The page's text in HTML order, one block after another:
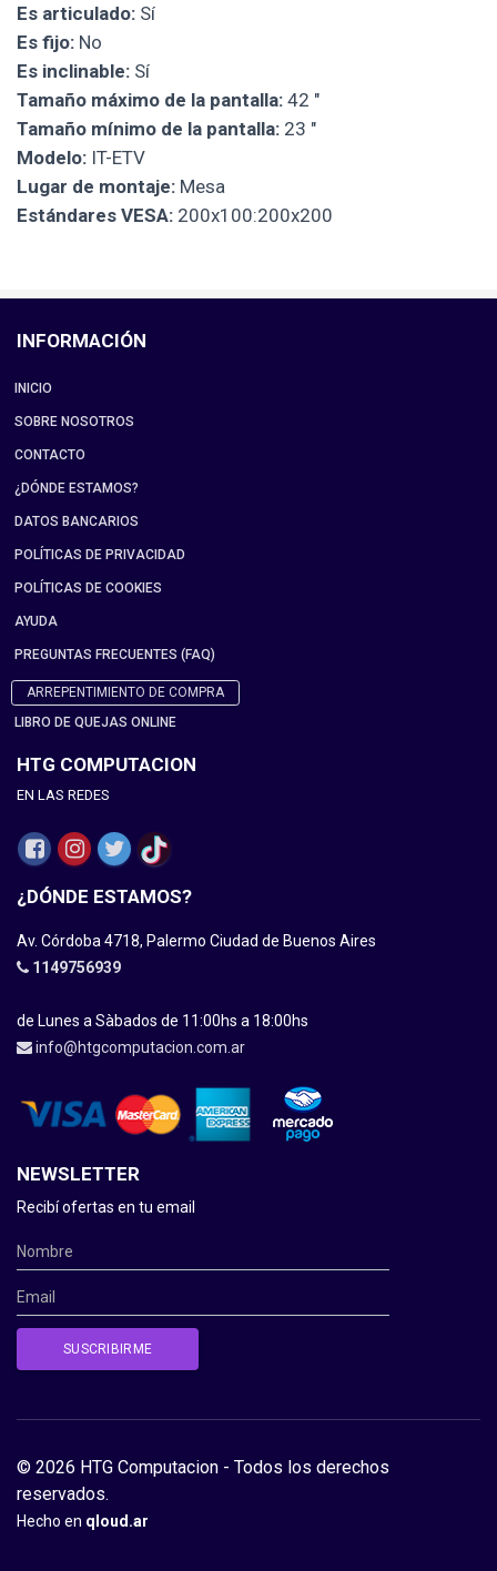
Es articulado: Sí
Es fijo: No
Es inclinable: Sí
Tamaño máximo de la pantalla: 42 "
Tamaño mínimo de la pantalla: 23 "
Modelo: IT-ETV
Lugar de montaje: Mesa
Estándares VESA: 200x100:200x200
INFORMACIÓN
INICIO
SOBRE NOSOTROS
CONTACTO
¿DÓNDE ESTAMOS?
DATOS BANCARIOS
POLÍTICAS DE PRIVACIDAD
POLÍTICAS DE COOKIES
AYUDA
PREGUNTAS FRECUENTES (FAQ)
ARREPENTIMIENTO DE COMPRA
LIBRO DE QUEJAS ONLINE
HTG COMPUTACION
EN LAS REDES
¿DÓNDE ESTAMOS?
Av. Córdoba 4718, Palermo Ciudad de Buenos Aires
1149756939
de Lunes a Sàbados de 11:00hs a 18:00hs
info@htgcomputacion.com.ar
NEWSLETTER
Recibí ofertas en tu email
© 2026 HTG Computacion - Todos los derechos
reservados.
Hecho en qloud.ar